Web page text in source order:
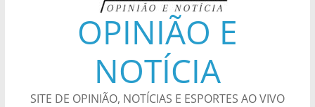
OPINIÃO E
NOTÍCIA
SITE DE OPINIÃO, NOTÍCIAS E ESPORTES AO VIVO